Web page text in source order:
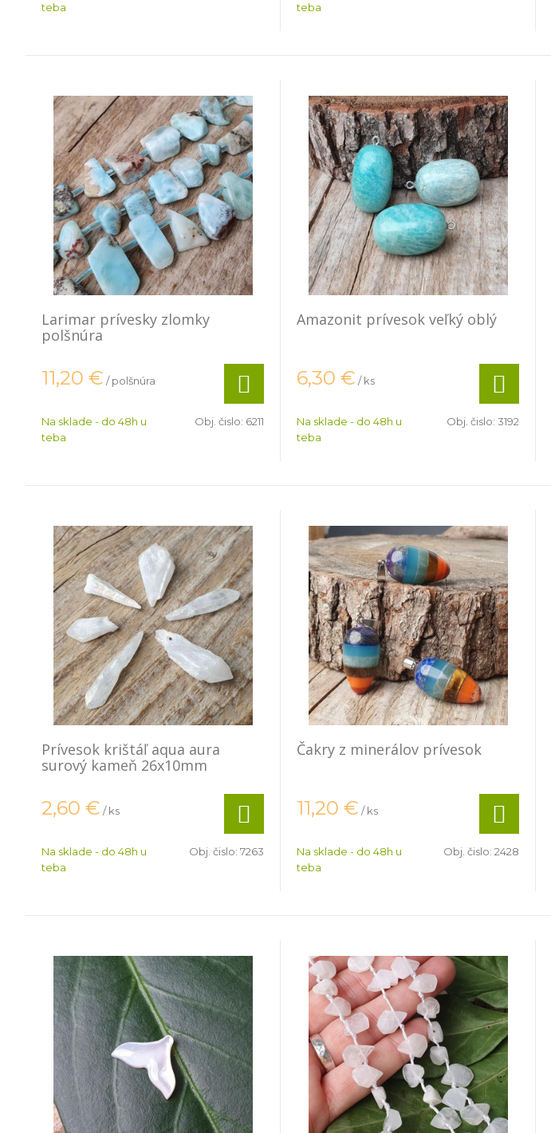
teba
teba
Larimar prívesky zlomky
polšnúra
11,20 € / polšnúra
Na sklade - do 48h u
teba
Obj. čislo: 6211
Amazonit prívesok veľký oblý
6,30 € / ks
Na sklade - do 48h u
teba
Obj. čislo: 3192
Prívesok krištáľ aqua aura
surový kameň 26x10mm
2,60 € / ks
Na sklade - do 48h u
teba
Obj. čislo: 7263
Čakry z minerálov prívesok
11,20 € / ks
Na sklade - do 48h u
teba
Obj. čislo: 2428